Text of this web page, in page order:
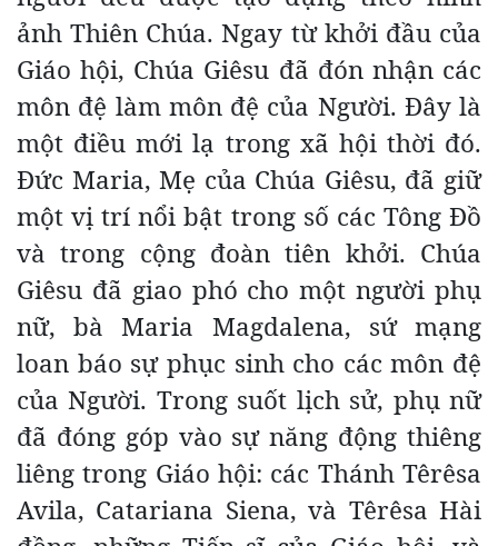
ảnh Thiên Chúa. Ngay từ khởi đầu của
Giáo hội, Chúa Giêsu đã đón nhận các
môn đệ làm môn đệ của Người. Đây là
một điều mới lạ trong xã hội thời đó.
Đức Maria, Mẹ của Chúa Giêsu, đã giữ
một vị trí nổi bật trong số các Tông Đồ
và trong cộng đoàn tiên khởi. Chúa
Giêsu đã giao phó cho một người phụ
nữ, bà Maria Magdalena, sứ mạng
loan báo sự phục sinh cho các môn đệ
của Người. Trong suốt lịch sử, phụ nữ
đã đóng góp vào sự năng động thiêng
liêng trong Giáo hội: các Thánh Têrêsa
Avila, Catariana Siena, và Têrêsa Hài